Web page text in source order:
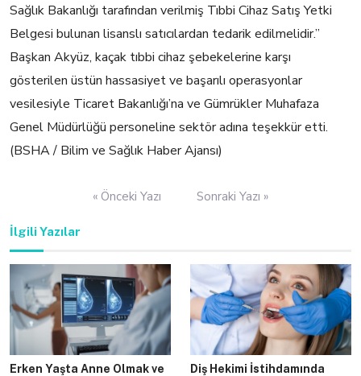
Sağlık Bakanlığı tarafından verilmiş Tıbbi Cihaz Satış Yetki
Belgesi bulunan lisanslı satıcılardan tedarik edilmelidir.”
Başkan Akyüz, kaçak tıbbi cihaz şebekelerine karşı
gösterilen üstün hassasiyet ve başarılı operasyonlar
vesilesiyle Ticaret Bakanlığı’na ve Gümrükler Muhafaza
Genel Müdürlüğü personeline sektör adına teşekkür etti.
(BSHA / Bilim ve Sağlık Haber Ajansı)
« Önceki Yazı Sonraki Yazı »
İlgili Yazılar
Erken Yaşta Anne Olmak ve
Diş Hekimi İstihdamında